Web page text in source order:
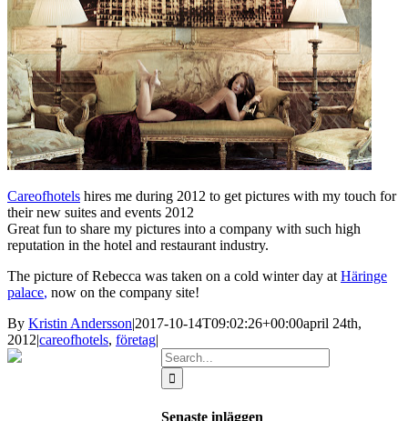
Careofhotels hires me during 2012 to get pictures with my touch for
their new suites and events 2012
Great fun to share my pictures into a company with such high
reputation in the hotel and restaurant industry.
The picture of Rebecca was taken on a cold winter day atHäringe
palace, now on the company site!
By Kristin Andersson|2017-10-14T09:02:26+00:00april 24th,
2012|careofhotels, företag|
Search
for:
Senaste inläggen